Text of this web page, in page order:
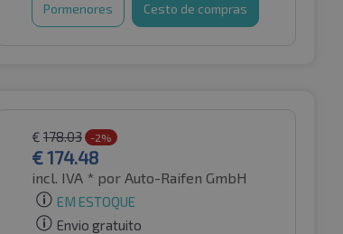
Pormenores Cesto de compras
€ 178.03 -2%
€174.48
incl. IVA * por Auto-Raifen GmbH
EM ESTOQUE
Envio gratuito